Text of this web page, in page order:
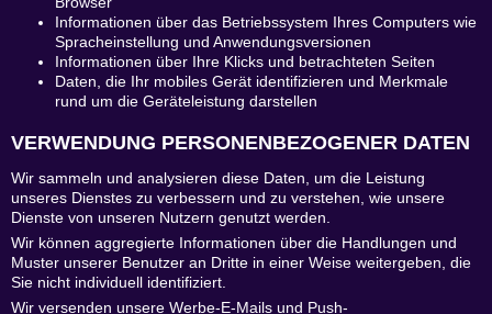
Informationen über das Betriebssystem Ihres Computers wie
Spracheinstellung und Anwendungsversionen
Informationen über Ihre Klicks und betrachteten Seiten
Daten, die Ihr mobiles Gerät identifizieren und Merkmale
rund um die Geräteleistung darstellen
VERWENDUNG PERSONENBEZOGENER DATEN
Wir sammeln und analysieren diese Daten, um die Leistung
unseres Dienstes zu verbessern und zu verstehen, wie unsere
Dienste von unseren Nutzern genutzt werden.
Wir können aggregierte Informationen über die Handlungen und
Muster unserer Benutzer an Dritte in einer Weise weitergeben, die
Sie nicht individuell identifiziert.
Wir versenden unsere Werbe-E-Mails und Push-